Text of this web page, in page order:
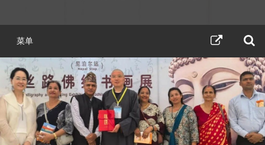
菜单
庭
活
动